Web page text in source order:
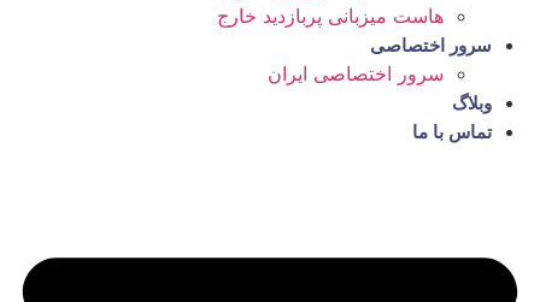
هاست میزبانی پربازدید خارج
سرور اختصاصی
سرور اختصاصی ایران
وبلاگ
تماس با ما